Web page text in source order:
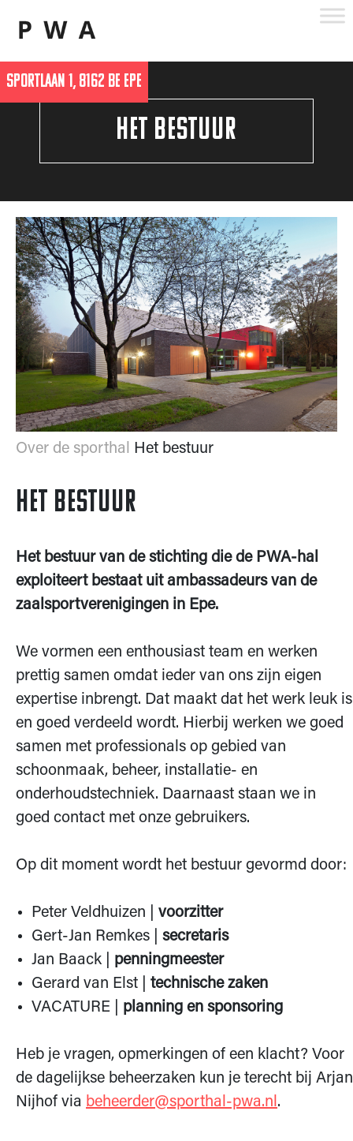
content
SPORTLAAN 1, 8162 BE EPE
HET BESTUUR
Over de sporthal Het bestuur
Het bestuur
Het bestuur van de stichting die de PWA-hal
exploiteert bestaat uit ambassadeurs van de
zaalsportverenigingen in Epe.
We vormen een enthousiast team en werken
prettig samen omdat ieder van ons zijn eigen
expertise inbrengt. Dat maakt dat het werk leuk is
en goed verdeeld wordt. Hierbij werken we goed
samen met professionals op gebied van
schoonmaak, beheer, installatie- en
onderhoudstechniek. Daarnaast staan we in
goed contact met onze gebruikers.
Op dit moment wordt het bestuur gevormd door:
Peter Veldhuizen |
voorzitter
Gert-Jan Remkes | secretaris
Jan Baack | penningmeester
Gerard van Elst |
technische zaken
VACATURE | planning en sponsoring
Heb je vragen, opmerkingen of een klacht? Voor
de dagelijkse beheerzaken kun je terecht bij Arjan
Nijhof via beheerder@sporthal-pwa.nl.